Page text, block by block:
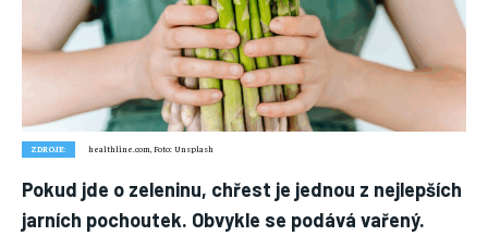
Nic není tak důležité, jako vaše zdraví.
Náš web nabízí komplexní informace a rady pro zdravý životní
styl, zahrnující nejnovější poznatky o různých onemocněních,
přínosné zdravotní praktiky, techniky jógy a rady pro
vyváženou stravu.
ZDRAVÍ
ZDROJE: healthline.com, Foto: Unsplash
Pokud jde o zeleninu, chřest je jednou z nejlepších
jarních pochoutek. Obvykle se podává vařený.